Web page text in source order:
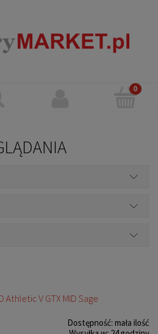
Athletic V GTX MID Sage
Dostępność: mała ilość